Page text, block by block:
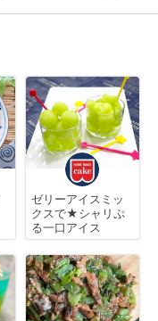
ゼリーアイスミッ
クスで★シャリぷ
る一口アイス